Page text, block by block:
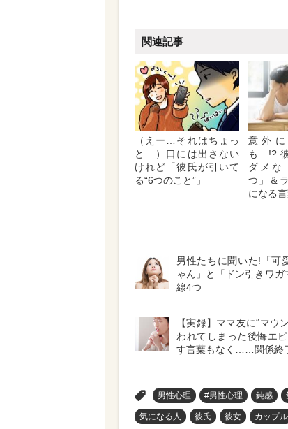
関連記事
（えー…それはちょっ
と…）口には出さない
けれど「彼氏が引いて
る“6つのこと”」
意外
も…!?
ダメな
つ」＆
になる
男性たちに聞いた!「可
ゃん」と「ドン引きワガ
線4つ
【実録】ママ友に“マウ
われてしまった後悔エ
す言葉もなく……関係終
男性心理 #男性心理 鈍感
気になる人 彼氏 彼女 カップル